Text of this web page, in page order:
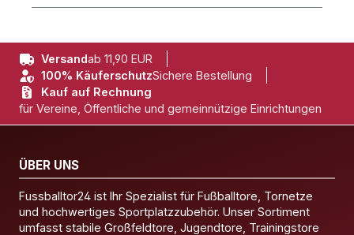
Versandab 11,90 EUR
100% KäuferschutzSichere Bestellung
Kauf auf Rechnung
für Vereine, Öffentliche und gemeinnützige Einrichtungen
ÜBER UNS
Fussballtor24 ist Ihr Spezialist für Fußballtore, Tornetze
und hochwertiges Sportplatzzubehör. Unser Sortiment
umfasst stabile Großfeldtore, Jugendtore, Trainingstore